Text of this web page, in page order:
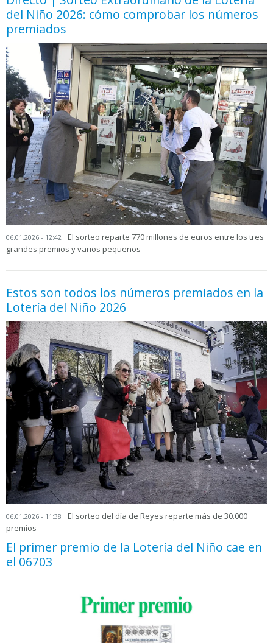
del Niño 2026: cómo comprobar los números
premiados
06.01.2026 - 12:42
El sorteo reparte 770 millones de euros entre los tres
grandes premios y varios pequeños
Estos son todos los números premiados en la
Lotería del Niño 2026
06.01.2026 - 11:38
El sorteo del día de Reyes reparte más de 30.000
premios
El primer premio de la Lotería del Niño cae en
el 06703